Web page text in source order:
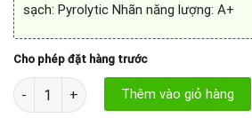
sạch: Pyrolytic Nhãn năng lượng: A+
Cho phép đặt hàng trước
Lò nướng Bosch HBG675BB1 số lượng
Thêm vào giỏ hàng